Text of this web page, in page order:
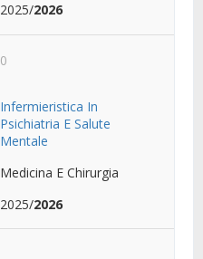
2025/2026
0
Infermieristica In
Psichiatria E Salute
Mentale
Medicina E Chirurgia
2025/2026